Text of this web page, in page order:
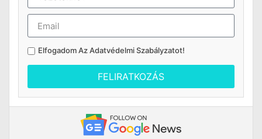
Elfogadom AzAdatvédelmi Szabályzatot!
FELIRATKOZÁS